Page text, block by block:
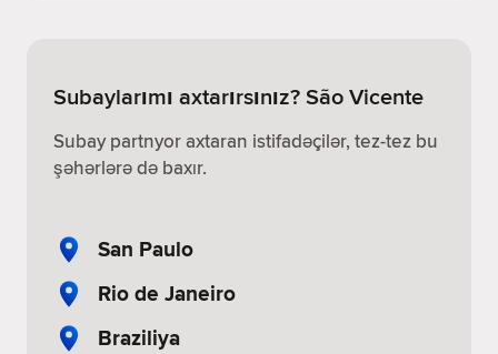
Subaylarımı axtarırsınız? São Vicente
Subay partnyor axtaran istifadəçilər, tez-tez bu
şəhərlərə də baxır.
San Paulo
Rio de Janeiro
Braziliya